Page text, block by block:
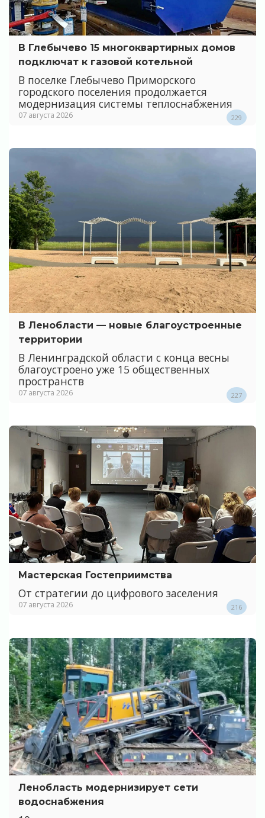
В Глебычево 15 многоквартирных домов
подключат к газовой котельной
В поселке Глебычево Приморского
городского поселения продолжается
модернизация системы теплоснабжения
07 августа 2026 229
В Ленобласти — новые благоустроенные
территории
В Ленинградской области с конца весны
благоустроено уже 15 общественных
пространств
07 августа 2026 227
Мастерская Гостеприимства
От стратегии до цифрового заселения
07 августа 2026 216
Ленобласть модернизирует сети
водоснабжения